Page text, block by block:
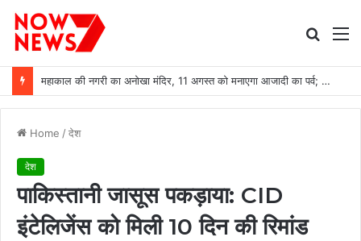
Search
महाकाल की नगरी का अनोखा मंदिर, 11 अगस्त को मनाएगा आजादी का पर्व; जानें 1947 की खास गणना
Home /देश
देश
पाकिस्तानी जासूस पकड़ाया: CID
इंटेलिजेंस को मिली 10 दिन की रिमांड